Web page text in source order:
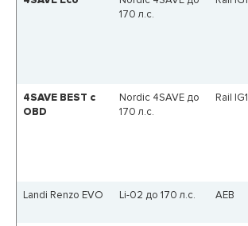
170 л.с.
4SAVE BEST c
OBD
Nordic 4SAVE до
170 л.с.
Rail IG1
Landi Renzo EVO Li-02 до 170 л.с. AEB